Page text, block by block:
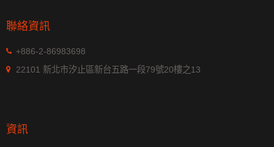
聯絡資訊
+886-2-86983698
22101 新北市汐止區新台五路一段79號20樓之13
資訊